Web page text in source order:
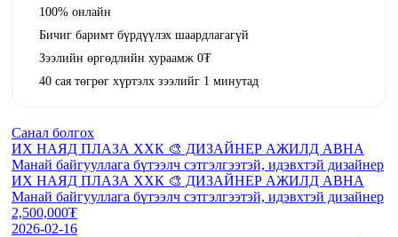
100% онлайн
Бичиг баримт бүрдүүлэх шаардлагагүй
Зээлийн өргөдлийн хураамж 0₮
40 сая төгрөг хүртэлх зээлийг 1 минутад
Санал болгох
ИХ НАЯД ПЛАЗА ХХК 🎨 ДИЗАЙНЕР АЖИЛД АВНА
Манай байгууллага бүтээлч сэтгэлгээтэй, идэвхтэй дизайнер
ИХ НАЯД ПЛАЗА ХХК 🎨 ДИЗАЙНЕР АЖИЛД АВНА
Манай байгууллага бүтээлч сэтгэлгээтэй, идэвхтэй дизайнер
2,500,000₮
2026-02-16